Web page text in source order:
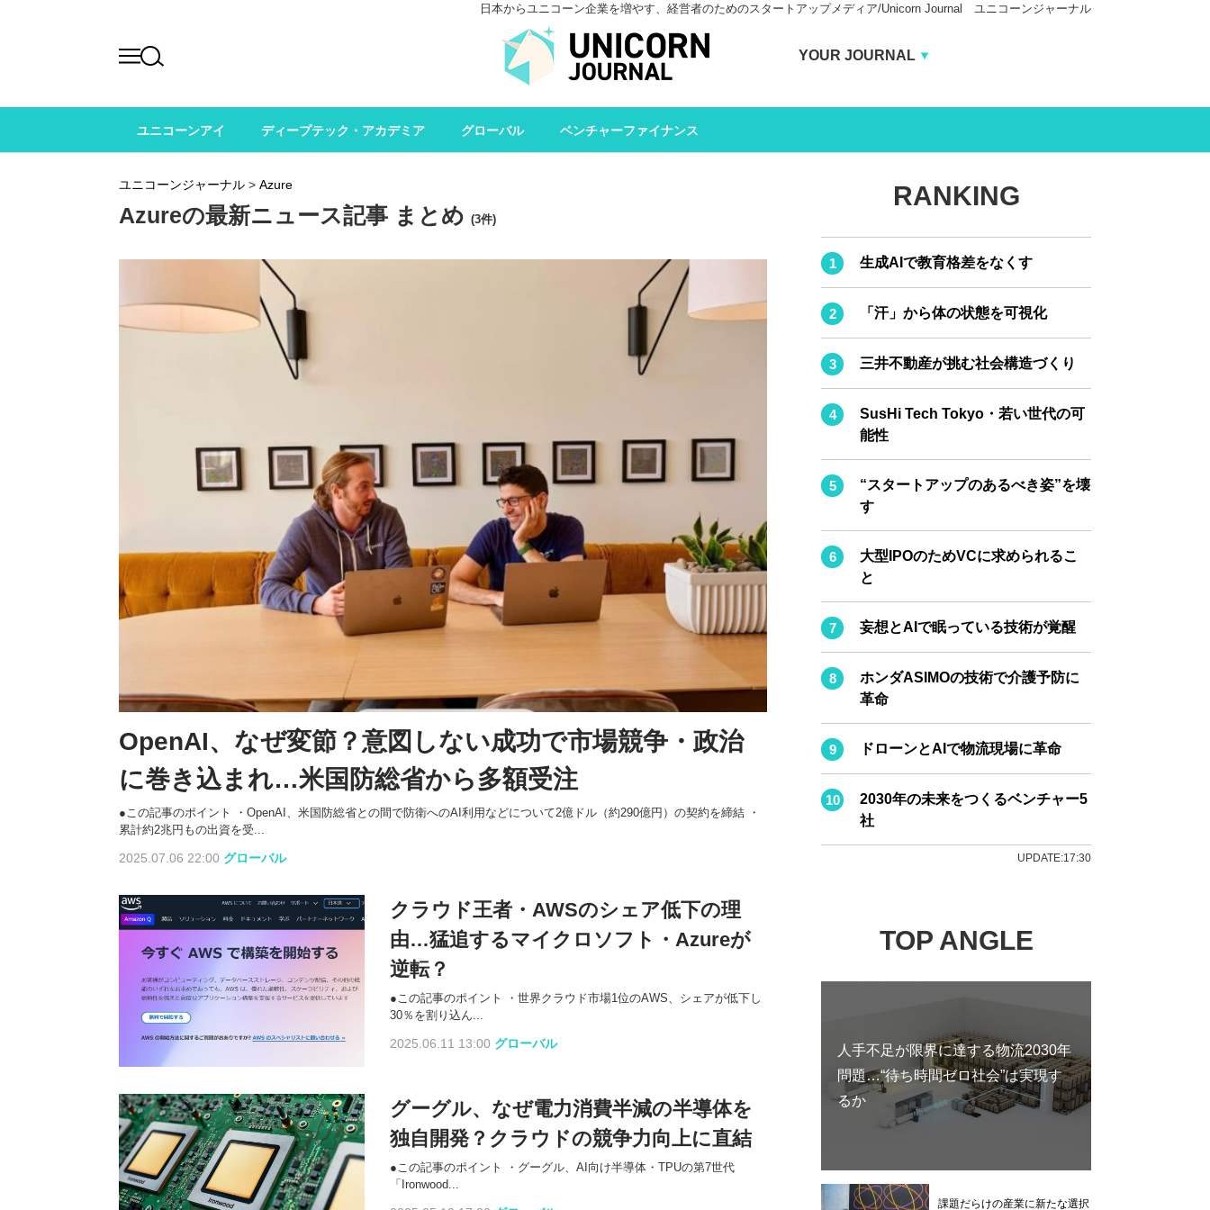
日本からユニコーン企業を増やす、経営者のためのスタートアップメディア/Unicorn Journal ユニコーンジャーナル
ユニコーンジャーナル Unicorn Journal
ユニコーンジャーナル > Azure
Azureの最新ニュース記事 まとめ (3件)
OpenAI、なぜ変節？意図しない成功で市場競争・政治
に巻き込まれ…米国防総省から多額受注
●この記事のポイント ・OpenAI、米国防総省との間で防衛へのAI利用などについて2億ドル（約290億円）の契約を締結 ・
累計約2兆円もの出資を受...
2025.07.06 22:00 グローバル
クラウド王者・AWSのシェア低下の理
由…猛追するマイクロソフト・Azureが
逆転？
●この記事のポイント ・世界クラウド市場1位のAWS、シェアが低下し
30％を割り込ん...
2025.06.11 13:00 グローバル
グーグル、なぜ電力消費半減の半導体を
独自開発？クラウドの競争力向上に直結
●この記事のポイント ・グーグル、AI向け半導体・TPUの第7世代
「Ironwood...
RANKING
生成AIで教育格差をなくす
「汗」から体の状態を可視化
三井不動産が挑む社会構造づくり
SusHi Tech Tokyo・若い世代の可
能性
“スタートアップのあるべき姿”を壊
す
大型IPOのためVCに求められるこ
と
妄想とAIで眠っている技術が覚醒
ホンダASIMOの技術で介護予防に
革命
ドローンとAIで物流現場に革命
2030年の未来をつくるベンチャー5
社
UPDATE:17:30
TOP ANGLE
人手不足が限界に達する物流2030年
問題…“待ち時間ゼロ社会”は実現す
るか
課題だらけの産業に新たな選択
ユニコーンアイ ディープテック・アカデミア グローバル ベンチャーファイナンス
YOUR JOURNAL
BUSINESS JOURNAL
ENERGY MANAGEMENT JOURNAL
INBOUND JOURNAL
AI JOURNAL
LIFE ENDING JOURNAL
REAL ESTATE BROKERAGE JOURNAL
SMART MARKETING JOURNAL
BPaaS JOURNAL
ADOPTABLE DOG JOURNAL